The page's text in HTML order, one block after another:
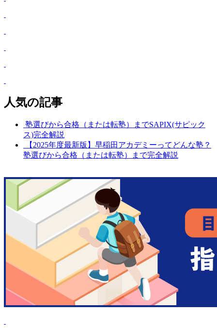
人気の記事
塾選びから合格（または転塾）までSAPIX(サピック
ス)完全解説
【2025年度最新版】早稲田アカデミーってどんな塾？
塾選びから合格（または転塾）まで完全解説